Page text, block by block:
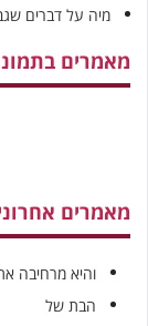
מאמרים
והיא מרחיבה
הבת של
מיה על דברים
מאמרים